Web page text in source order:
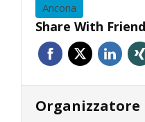
Ancona
Share With
Organizzatore